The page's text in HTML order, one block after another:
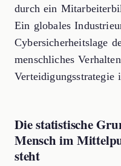
durch ein
Ein globales
Cybersicherheitslage
menschliches
Verteidigungsstrategie
Die statistische
Mensch im
steht